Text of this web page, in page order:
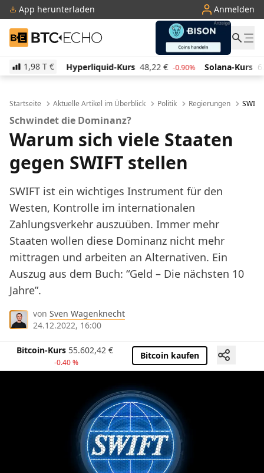
App herunterladen Anmelden
BTC-ECHO
1,98 T €
Hyperliquid-Kurs 48,22 € -0.90% Solana-Kurs 62,82 € -
Startseite Aktuelle Artikel im Überblick Politik Regierungen
Schwindet die Dominanz?
Warum sich viele Staaten
gegen SWIFT stellen
SWIFT ist ein wichtiges Instrument für den
Westen, Kontrolle im internationalen
Zahlungsverkehr auszuüben. Immer mehr
Staaten wollen diese Dominanz nicht mehr
mittragen und arbeiten an Alternativen. Ein
Auszug aus dem Buch: “Geld – Die nächsten 10
Jahre”.
von Sven Wagenknecht
24.12.2022, 16:00
Bitcoin-Kurs 55.602,42 €
-0.40 %
Bitcoin kaufen